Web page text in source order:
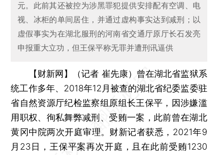
元。此前其还被控为涉黑罪犯提供安排配有空调、电
视、冰柜的单间居住，并通过虚构事实达到减刑；以
虚假事实为在湖北服刑的河南省交通厅原厅长石发亮
申报重大立功，但王保平称无罪并遭刑讯逼供
【财新网】（记者 崔先康） 曾在湖北省监狱系
统工作多年、2018年12月被查的湖北省纪委监委驻
省自然资源厅纪检监察组原组长王保平，因涉嫌滥
用职权、徇私舞弊减刑、受贿一案，此前曾在湖北
黄冈中院两次开庭审理。财新记者获悉，2021年9
月23日，王保平案再次开庭，且在此前受贿1230